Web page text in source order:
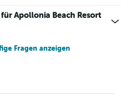
Apollonia Beach Resort
Fragen anzeigen